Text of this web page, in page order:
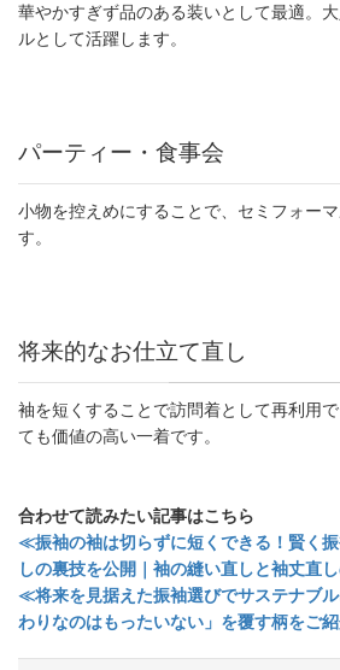
華やかすぎず品のある装いとして最適。
ルとして活躍します。
パーティー・食事会
小物を控えめにすることで、セミフォー
す。
将来的なお仕立て直し
袖を短くすることで訪問着として再利用
ても価値の高い一着です。
合わせて読みたい記事はこちら
≪振袖の袖は切らずに短くできる！賢く
しの裏技を公開｜袖の縫い直しと袖丈直
≪将来を見据えた振袖選びでサステナブ
わりなのはもったいない」を覆す柄をご